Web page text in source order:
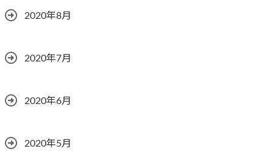
2020年8月
2020年7月
2020年6月
2020年5月